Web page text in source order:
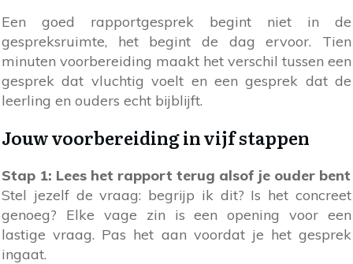
Een goed rapportgesprek begint niet in de
gespreksruimte, het begint de dag ervoor. Tien
minuten voorbereiding maakt het verschil tussen een
gesprek dat vluchtig voelt en een gesprek dat de
leerling en ouders echt bijblijft.
Jouw voorbereiding in vijf stappen
Stap 1: Lees het rapport terug alsof je ouder bent
Stel jezelf de vraag: begrijp ik dit? Is het concreet
genoeg? Elke vage zin is een opening voor een
lastige vraag. Pas het aan voordat je het gesprek
ingaat.